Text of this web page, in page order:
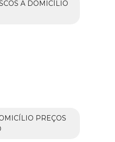
A DOMICÍLIO
PREÇOS